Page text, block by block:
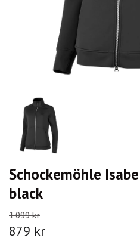
Schockemöhle
black
1 099 kr
879 kr